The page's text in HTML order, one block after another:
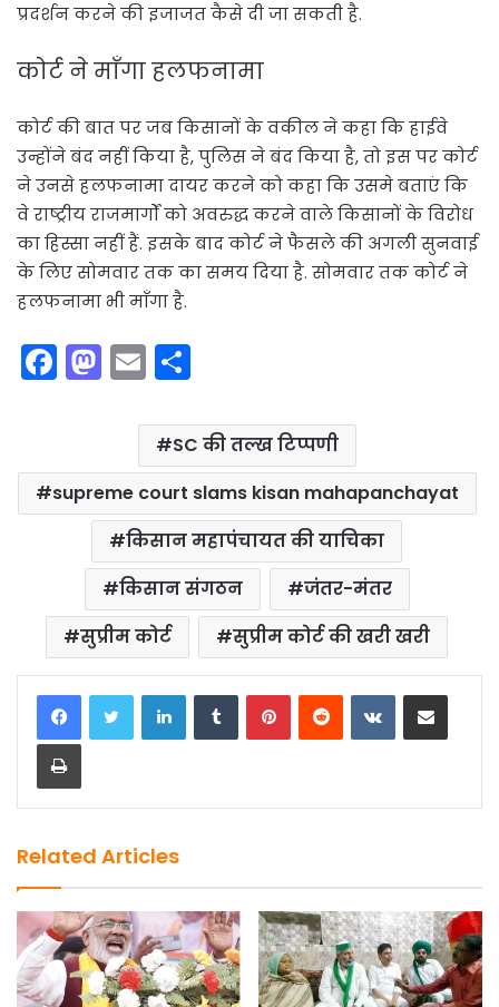
प्रदर्शन करने की इजाजत कैसे दी जा सकती है.
कोर्ट ने माँगा हलफनामा
कोर्ट की बात पर जब किसानों के वकील ने कहा कि हाईवे
उन्होंने बंद नहीं किया है, पुलिस ने बंद किया है, तो इस पर कोर्ट
ने उनसे हलफनामा दायर करने को कहा कि उसमे बताएं कि
वे राष्ट्रीय राजमार्गों को अवरुद्ध करने वाले किसानों के विरोध
का हिस्सा नहीं हैं. इसके बाद कोर्ट ने फैसले की अगली सुनवाई
के लिए सोमवार तक का समय दिया है. सोमवार तक कोर्ट ने
हलफनामा भी माँगा है.
F
a
e
b
k
M
a
o
d
o
n
E
m
ai
l
ar
e
SC की तल्ख टिप्पणी
supreme court slams kisan mahapanchayat
किसान महापंचायत की याचिका
किसान संगठन
जंतर-मंतर
सुप्रीम कोर्ट
सुप्रीम कोर्ट की खरी खरी
LinkedInTumblrPinterestReddit VKontakteShare via Email
Print
Related Articles